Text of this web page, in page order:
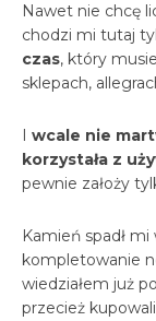
Nawet nie chcę
chodzi mi tutaj
czas, który
sklepach,
I wcale nie
korzystała z
pewnie założy
Kamień spadł mi
kompletowanie
wiedziałem już
przecież